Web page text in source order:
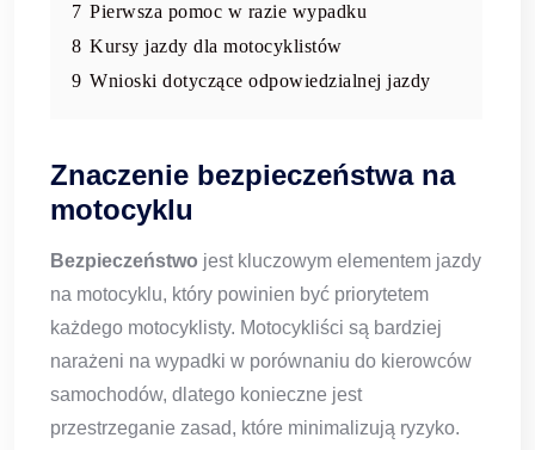
7 Pierwsza pomoc w razie wypadku
8 Kursy jazdy dla motocyklistów
9 Wnioski dotyczące odpowiedzialnej jazdy
Znaczenie bezpieczeństwa na
motocyklu
Bezpieczeństwo jest kluczowym elementem jazdy
na motocyklu, który powinien być priorytetem
każdego motocyklisty. Motocykliści są bardziej
narażeni na wypadki w porównaniu do kierowców
samochodów, dlatego konieczne jest
przestrzeganie zasad, które minimalizują ryzyko.